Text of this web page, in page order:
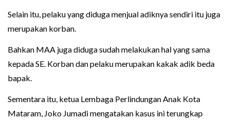
Selain itu, pelaku yang diduga menjual adiknya sendiri itu juga
merupakan korban.
Bahkan MAA juga diduga sudah melakukan hal yang sama
kepada SE. Korban dan pelaku merupakan kakak adik beda
bapak.
Sementara itu, ketua Lembaga Perlindungan Anak Kota
Mataram, Joko Jumadi mengatakan kasus ini terungkap